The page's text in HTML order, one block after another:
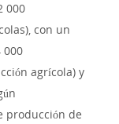
000
con un
000
agrícola) y
producción de